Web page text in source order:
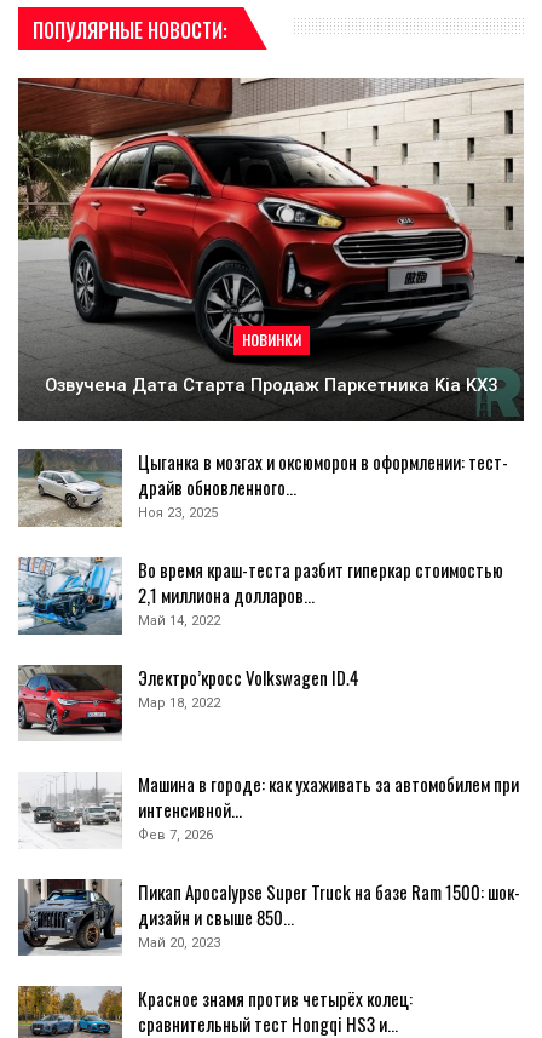
ПОПУЛЯРНЫЕ НОВОСТИ:
НОВИНКИ
Озвучена Дата Старта Продаж Паркетника Kia KX3
Цыганка в мозгах и оксюморон в оформлении: тест-
драйв обновленного…
Ноя 23, 2025
Во время краш-теста разбит гиперкар стоимостью
2,1 миллиона долларов…
Май 14, 2022
Электро’кросс Volkswagen ID.4
Мар 18, 2022
Машина в городе: как ухаживать за автомобилем при
интенсивной…
Фев 7, 2026
Пикап Apocalypse Super Truck на базе Ram 1500: шок-
дизайн и свыше 850…
Май 20, 2023
Красное знамя против четырёх колец:
сравнительный тест Hongqi HS3 и…